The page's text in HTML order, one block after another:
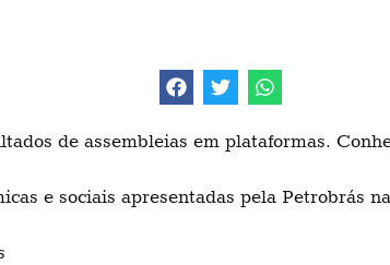
de assembleias em plataformas.
e sociais apresentadas pela Petrobrás